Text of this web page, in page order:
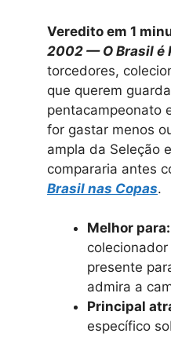
Veredito em 1
2002 — O Brasil é
torcedores,
que querem
pentacampeonato
for gastar menos
ampla da Seleção
compararia antes
Brasil nas Copas.
Melhor para:
presente
admira a
Principal
específico